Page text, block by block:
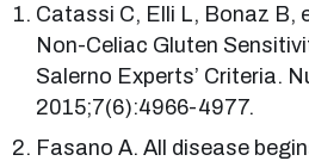
Catassi C, Elli L, Bonaz B,
Non-Celiac Gluten
Salerno Experts’ Criteria.
2015;7(6):4966-4977.
Fasano A. All disease